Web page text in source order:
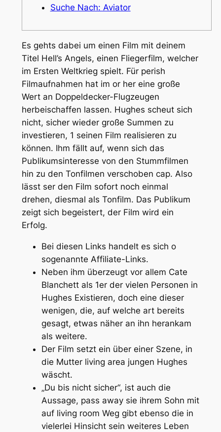
Suche Nach: Aviator
Es gehts dabei um einen Film mit deinem
Titel Hell’s Angels, einen Fliegerfilm, welcher
im Ersten Weltkrieg spielt. Für perish
Filmaufnahmen hat im or her eine große
Wert an Doppeldecker-Flugzeugen
herbeischaffen lassen. Hughes scheut sich
nicht, sicher wieder große Summen zu
investieren, 1 seinen Film realisieren zu
können. Ihm fällt auf, wenn sich das
Publikumsinteresse von den Stummfilmen
hin zu den Tonfilmen verschoben cap. Also
lässt ser den Film sofort noch einmal
drehen, diesmal als Tonfilm. Das Publikum
zeigt sich begeistert, der Film wird ein
Erfolg.
Bei diesen Links handelt es sich o
sogenannte Affiliate-Links.
Neben ihm überzeugt vor allem Cate
Blanchett als 1er der vielen Personen in
Hughes Existieren, doch eine dieser
wenigen, die, auf welche art bereits
gesagt, etwas näher an ihn herankam
als weitere.
Der Film setzt ein über einer Szene, in
die Mutter living area jungen Hughes
wäscht.
„Du bis nicht sicher“, ist auch die
Aussage, pass away sie ihrem Sohn mit
auf living room Weg gibt ebenso die in
vielerlei Hinsicht sein weiteres Leben